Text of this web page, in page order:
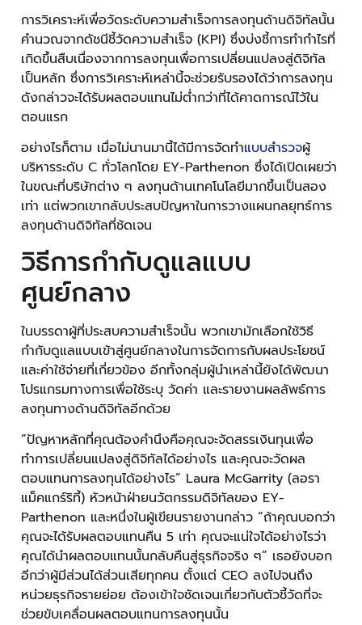
การวิเคราะห์เพื่อวัดระดับความสำเร็จการลงทุนด้านดิจิทัลนั้น
คำนวณจากดัชนีชี้วัดความสำเร็จ (KPI) ซึ่งบ่งชี้การทำกำไรที่
เกิดขึ้นสืบเนื่องจากการลงทุนเพื่อการเปลี่ยนแปลงสู่ดิจิทัล
เป็นหลัก ซึ่งการวิเคราะห์เหล่านี้จะช่วยรับรองได้ว่าการลงทุน
ดังกล่าวจะได้รับผลตอบแทนไม่ต่ำกว่าที่ได้คาดการณ์ไว้ใน
ตอนแรก
อย่างไรก็ตาม เมื่อไม่นานมานี้ได้มีการจัดทำแบบสำรวจผู้
บริหารระดับ C ทั่วโลกโดย EY-Parthenon ซึ่งได้เปิดเผยว่า
ในขณะที่บริษัทต่าง ๆ ลงทุนด้านเทคโนโลยีมากขึ้นเป็นสอง
เท่า แต่พวกเขากลับประสบปัญหาในการวางแผนกลยุทธ์การ
ลงทุนด้านดิจิทัลที่ชัดเจน
วิธีการกำกับดูแลแบบ
ศูนย์กลาง
ในบรรดาผู้ที่ประสบความสำเร็จนั้น พวกเขามักเลือกใช้วิธี
กำกับดูแลแบบเข้าสู่ศูนย์กลางในการจัดการกับผลประโยชน์
และค่าใช้จ่ายที่เกี่ยวข้อง อีกทั้งกลุ่มผู้นำเหล่านี้ยังได้พัฒนา
โปรแกรมทางการเพื่อใช้ระบุ วัดค่า และรายงานผลลัพธ์การ
ลงทุนทางด้านดิจิทัลอีกด้วย
“ปัญหาหลักที่คุณต้องคำนึงคือคุณจะจัดสรรเงินทุนเพื่อ
ทำการเปลี่ยนแปลงสู่ดิจิทัลได้อย่างไร และคุณจะวัดผล
ตอบแทนการลงทุนได้อย่างไร” Laura McGarrity (ลอรา
แม็คแกร์ริที้) หัวหน้าฝ่ายนวัตกรรมดิจิทัลของ EY-
Parthenon และหนึ่งในผู้เขียนรายงานกล่าว “ถ้าคุณบอกว่า
คุณจะได้รับผลตอบแทนคืน 5 เท่า คุณจะแน่ใจได้อย่างไรว่า
คุณได้นำผลตอบแทนนั้นกลับคืนสู่ธุรกิจจริง ๆ” เธอยังบอก
อีกว่าผู้มีส่วนได้ส่วนเสียทุกคน ตั้งแต่ CEO ลงไปจนถึง
หน่วยธุรกิจรายย่อย ต้องเข้าใจชัดเจนเกี่ยวกับตัวชี้วัดที่จะ
ช่วยขับเคลื่อนผลตอบแทนการลงทุนนั้น